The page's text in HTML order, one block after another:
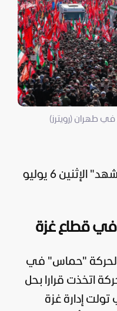
في طهران (رويترز)
" الإثنين 6 يوليو
في قطاع غزة
لحركة "حماس" في
اتخذت قرارا بحل
تولت إدارة غزة